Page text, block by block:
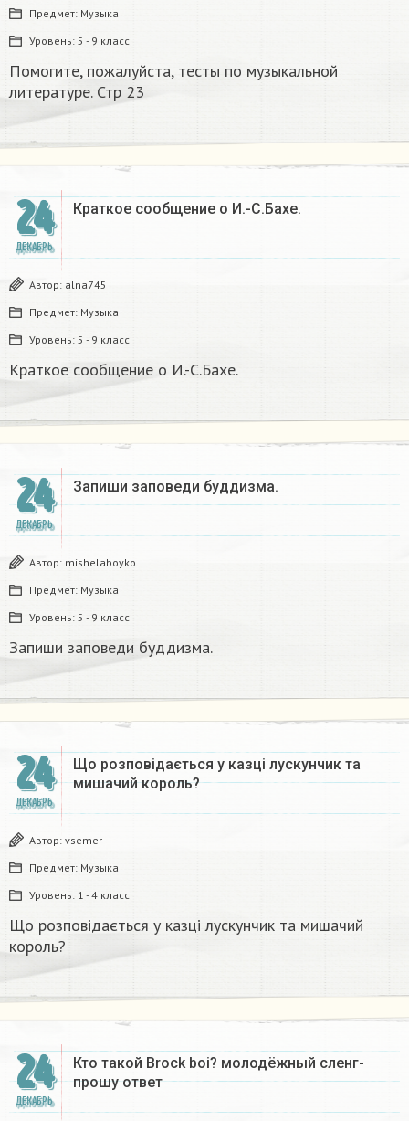
Предмет: Музыка
Уровень: 5 - 9 класс
Помогите, пожалуйста, тесты по музыкальной
литературе. Стр 23
24
ДЕКАБРЬ
Краткое сообщение о И.-С.Бахе.
Автор: alna745
Предмет: Музыка
Уровень: 5 - 9 класс
Краткое сообщение о И.-С.Бахе.
24
ДЕКАБРЬ
Запиши заповеди буддизма.​
Автор: mishelaboyko
Предмет: Музыка
Уровень: 5 - 9 класс
Запиши заповеди буддизма.​
24
ДЕКАБРЬ
Що розповідається у казці лускунчик та
мишачий король?
Автор: vsemer
Предмет: Музыка
Уровень: 1 - 4 класс
Що розповідається у казці лускунчик та мишачий
король?
24
ДЕКАБРЬ
Кто такой Brock boi? молодёжный сленг-
прошу ответ​